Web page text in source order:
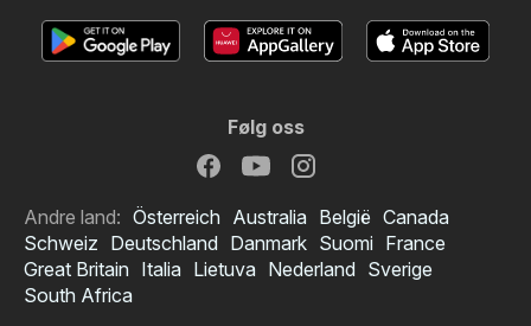
Følg oss
Andre land: Österreich Australia België Canada
Schweiz Deutschland Danmark Suomi France
Great Britain Italia Lietuva Nederland Sverige
South Africa